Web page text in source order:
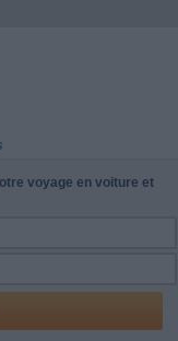
voyage en voiture et